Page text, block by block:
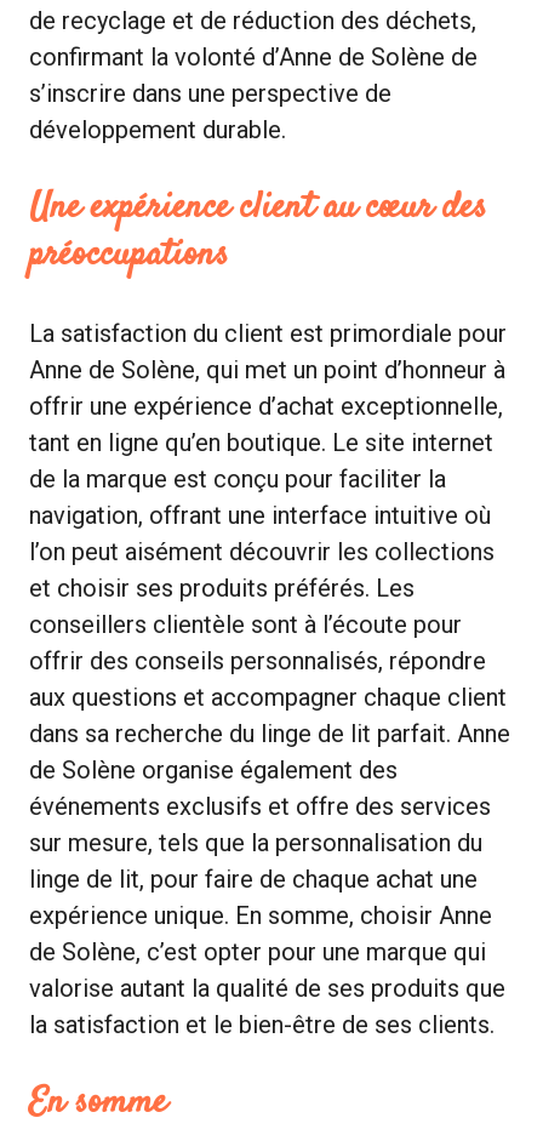
de recyclage et de réduction des déchets,
confirmant la volonté d’Anne de Solène de
s’inscrire dans une perspective de
développement durable.
Une expérience client au cœur des
préoccupations
La satisfaction du client est primordiale pour
Anne de Solène, qui met un point d’honneur à
offrir une expérience d’achat exceptionnelle,
tant en ligne qu’en boutique. Le site internet
de la marque est conçu pour faciliter la
navigation, offrant une interface intuitive où
l’on peut aisément découvrir les collections
et choisir ses produits préférés. Les
conseillers clientèle sont à l’écoute pour
offrir des conseils personnalisés, répondre
aux questions et accompagner chaque client
dans sa recherche du linge de lit parfait. Anne
de Solène organise également des
événements exclusifs et offre des services
sur mesure, tels que la personnalisation du
linge de lit, pour faire de chaque achat une
expérience unique. En somme, choisir Anne
de Solène, c’est opter pour une marque qui
valorise autant la qualité de ses produits que
la satisfaction et le bien-être de ses clients.
En somme